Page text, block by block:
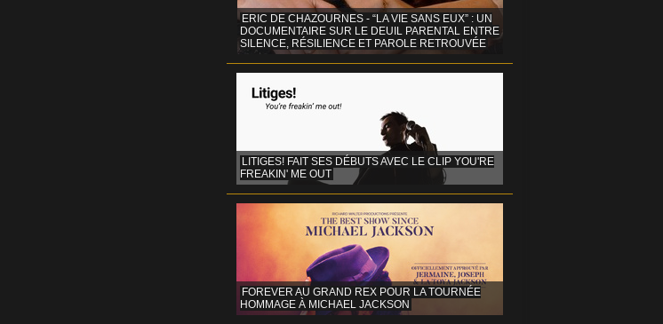
ERIC DE CHAZOURNES - “LA VIE SANS EUX” : UN
DOCUMENTAIRE SUR LE DEUIL PARENTAL ENTRE
SILENCE, RÉSILIENCE ET PAROLE RETROUVÉE
LITIGES! FAIT SES DÉBUTS AVEC LE CLIP YOU'RE
FREAKIN' ME OUT
FOREVER AU GRAND REX POUR LA TOURNÉE
HOMMAGE À MICHAEL JACKSON